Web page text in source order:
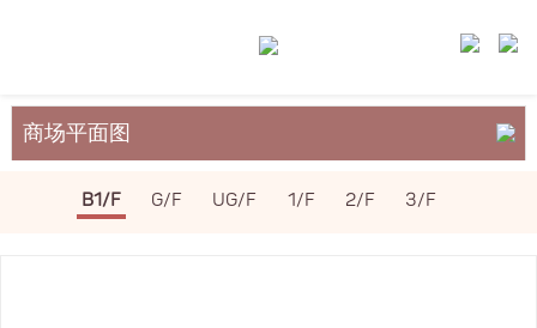
商场平面图
关于裕民坊
B1/F G/F UG/F 1/F 2/F 3/F